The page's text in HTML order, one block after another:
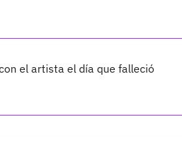
el artista el día que falleció